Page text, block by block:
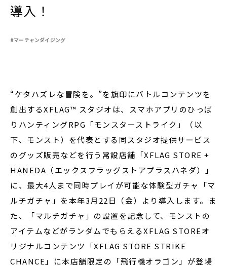
導入！
#マーチャンダイジング
“ケタハズレな冒険を。”を旗印にバトルコンテンツを
創出するXFLAG™ スタジオは、スマホアプリのひっぱ
りハンティングRPG「モンスターストライク」（以
下、モンスト）を代表とする同スタジオ提供サービス
のグッズ販売などを行う常設店舗「XFLAG STORE +
HANEDA（エックスフラッグストアプラスハネダ）」
に、最大4人まで同時プレイが可能な体験型ガチャ「マ
ルチガチャ」を本年3月22日（金）より導入します。ま
た、「マルチガチャ」の設置を記念して、モンストの
アイテムなどがランダムでもらえるXFLAG STOREオ
リジナルコンテンツ「XFLAG STORE STRIKE
CHANCE」に本店舗限定の「飛行機オラゴン」が登場